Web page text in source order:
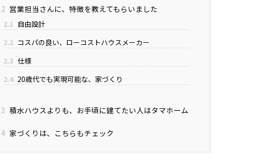
2 営業担当さんに、特徴を教えてもらいました
2.1 自由設計
2.2 コスパの良い、ローコストハウスメーカー
2.3 仕様
2.4 20歳代でも実現可能な、家づくり
3 積水ハウスよりも、お手頃に建てたい人はタマホーム
4 家づくりは、こちらもチェック